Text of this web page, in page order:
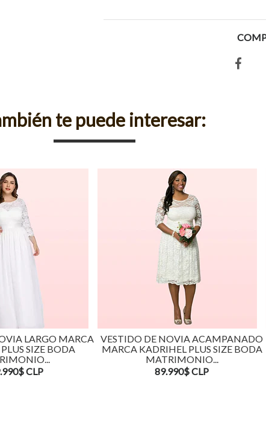
te puede interesar:
LARGO MARCA
SIZE BODA
CLP
VESTIDO DE NOVIA ACAMPANADO
MARCA KADRIHEL PLUS SIZE BODA
MATRIMONIO...
89.990$ CLP